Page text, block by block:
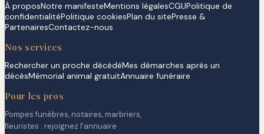
À proposNotre manifesteMentions légalesCGUPolitique de
confidentialitéPolitique cookiesPlan du sitePresse &
PartenairesContactez-nous
Nos services
Rechercher un proche décédéMes démarches après un
décèsMémorial animal gratuitAnnuaire funéraire
Pour les pros
Pompes funèbres, notaires, marbriers,
fleuristes : rejoignez l'annuaire